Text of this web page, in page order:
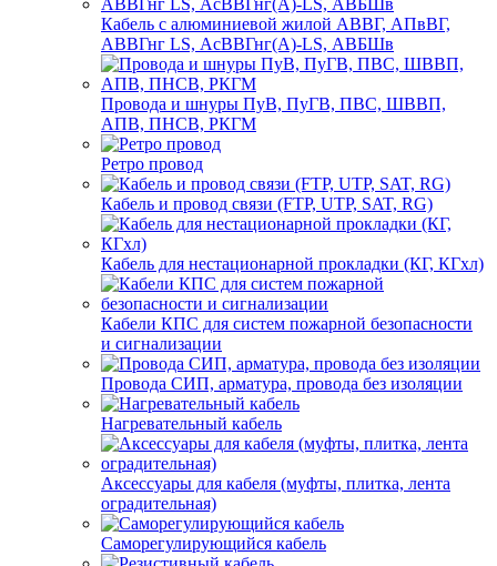
Кабель с алюминиевой жилой АВВГ, АПвВГ,
АВВГнг LS, АсВВГнг(А)-LS, АВБШв
Провода и шнуры ПуВ, ПуГВ, ПВС, ШВВП,
АПВ, ПНСВ, РКГМ
Ретро провод
Кабель и провод связи (FTP, UTP, SAT, RG)
Кабель для нестационарной прокладки (КГ, КГхл)
Кабели КПС для систем пожарной безопасности
и сигнализации
Провода СИП, арматура, провода без изоляции
Нагревательный кабель
Аксессуары для кабеля (муфты, плитка, лента
оградительная)
Саморегулирующийся кабель